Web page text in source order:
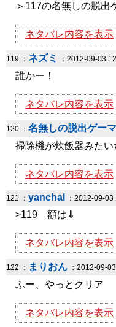
＞117の名無しの脱出
ネタバレ内容を表示
119 ： ネズミ ：2012-09-03
誰かー！
ネタバレ内容を表示
120 ： 名無しの脱出ゲー
掃除機が炊飯器みたい
ネタバレ内容を表示
121 ： yanchal ：2012-09-
>119 額は⇓
ネタバレ内容を表示
122 ： まりおん ：2012-09-
ふー、やっとクリア
ネタバレ内容を表示